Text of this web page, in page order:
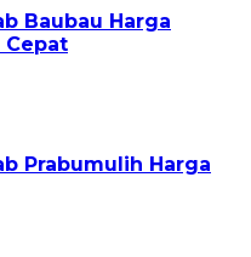
Baubau Harga
Cepat
Prabumulih Harga